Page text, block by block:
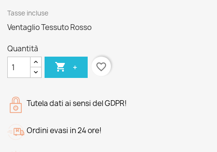
Tasse incluse
Ventaglio Tessuto Rosso
Quantità
 + favorite_border
Tutela dati ai sensi del GDPR!
Ordini evasi in 24 ore!